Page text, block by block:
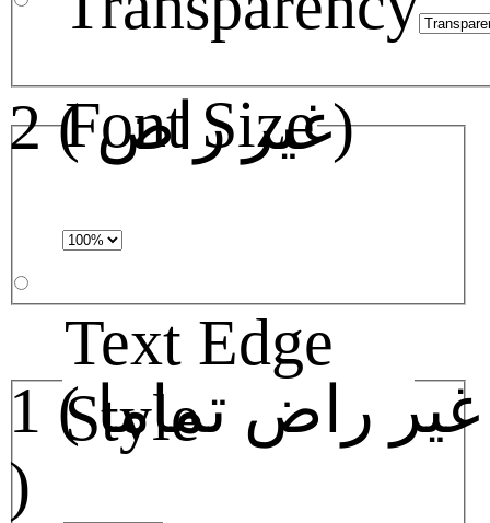
Font Size
Text Edge
Style
2 ( غير راض)
1 ( غير راض تماما
)